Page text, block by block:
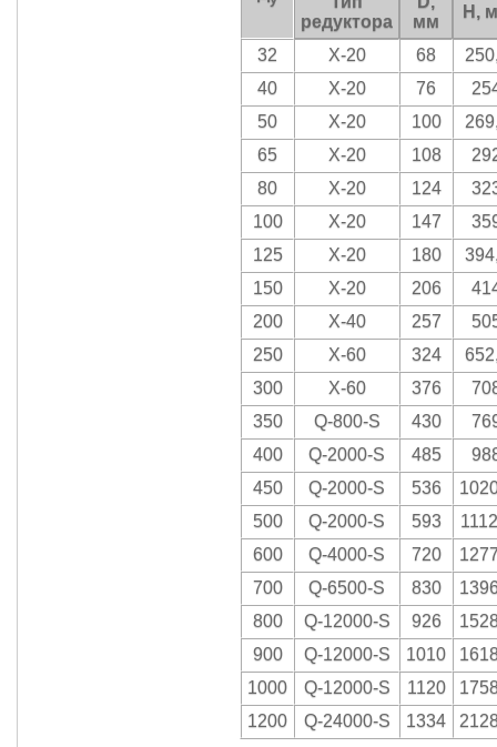
редуктора
мм
H,
32 Х-20 68
40
Х-20 76
50
Х-20 100
65
Х-20 108
80
Х-20 124
100
Х-20 147
125
Х-20 180
150
Х-20 206
200
Х-40 257
250
Х-60 324
300
Х-60 376
350
Q-800-S 430
400
Q-2000-S 485
450
Q-2000-S 536
500
Q-2000-S 593
600
Q-4000-S 720
700
Q-6500-S 830
800
Q-12000-S 926
900
Q-12000-S 1010
1000
Q-12000-S 1120
1200
Q-24000-S 1334